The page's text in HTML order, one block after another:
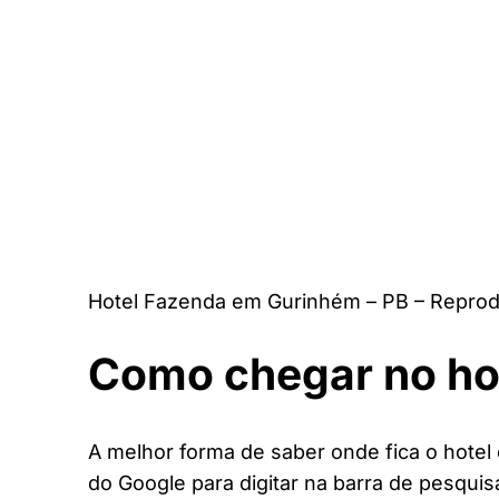
Hotel Fazenda em Gurinhém – PB –
Como chegar no
A melhor forma de saber onde fica o hotel
do Google para digitar na barra de